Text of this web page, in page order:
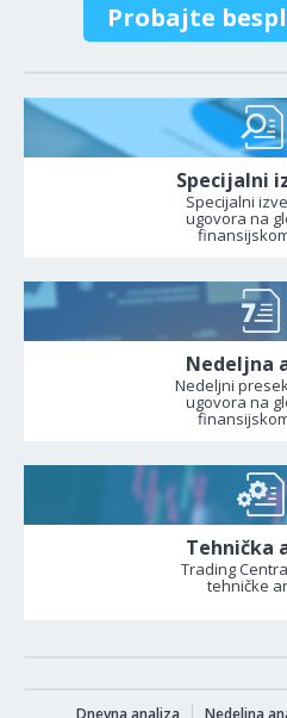
Probajte
Specijalni
Specijalni
ugovora na
Nedeljna
Nedeljni
ugovora na
Tehnička
Trading
tehničke